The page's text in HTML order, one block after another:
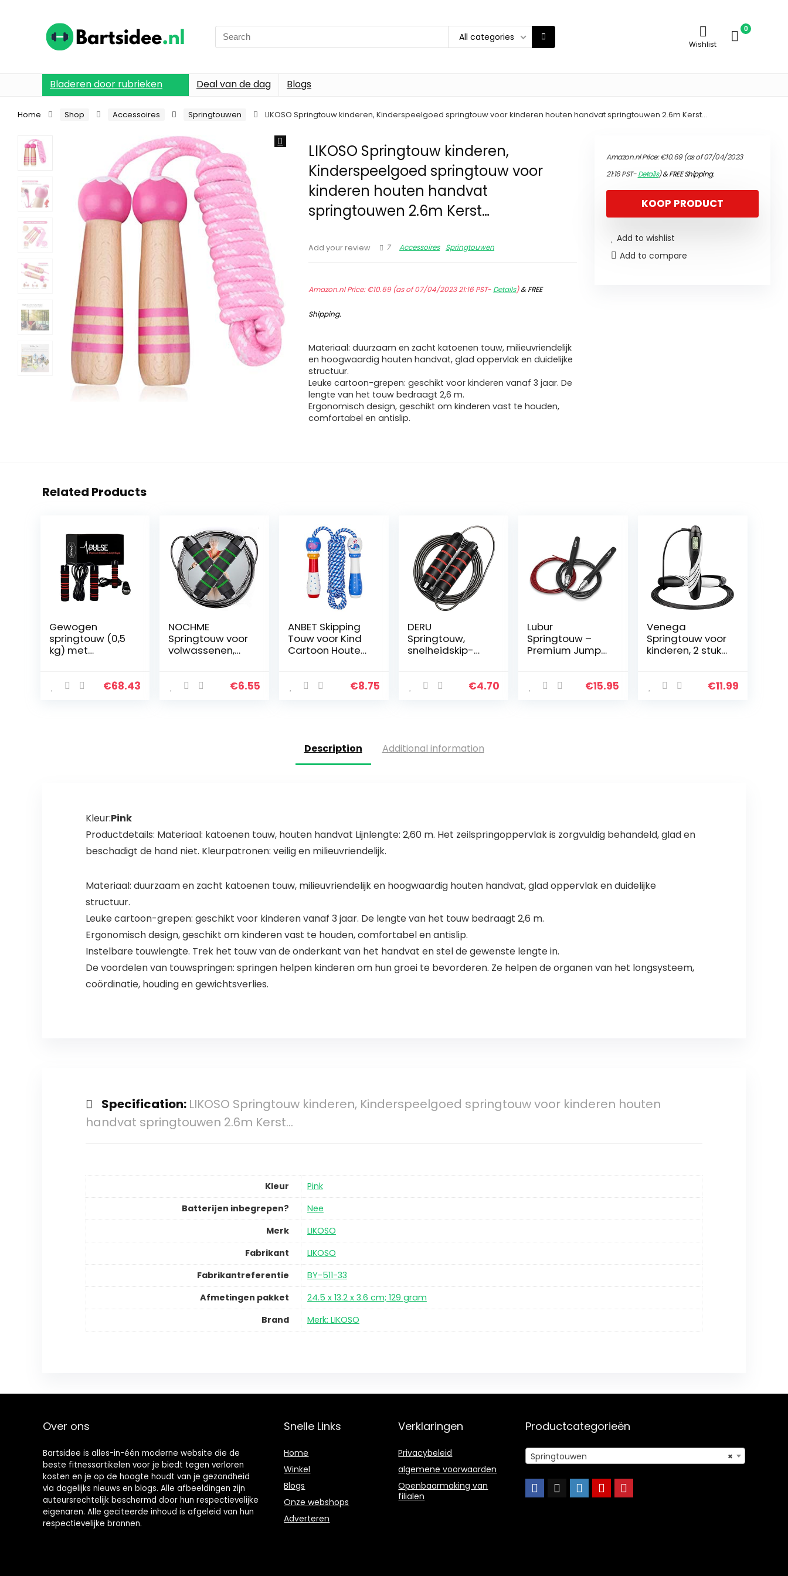
Search
for:
All categories
Wishlist
0
Bladeren door rubrieken Deal van de dag Blogs
Home Shop Accessoires Springtouwen LIKOSO Springtouw kinderen, Kinderspeelgoed springtouw voor kinderen houten handvat springtouwen 2.6m Kerst…
LIKOSO Springtouw kinderen,
Kinderspeelgoed springtouw voor
kinderen houten handvat
springtouwen 2.6m Kerst…
Add your review 7 Accessoires Springtouwen
Amazon.nl Price:€10.69(as of 07/04/2023 21:16 PST- Details)&FREE
Shipping.
Materiaal: duurzaam en zacht katoenen touw, milieuvriendelijk
en hoogwaardig houten handvat, glad oppervlak en duidelijke
structuur.
Leuke cartoon-grepen: geschikt voor kinderen vanaf 3 jaar. De
lengte van het touw bedraagt 2,6 m.
Ergonomisch design, geschikt om kinderen vast te houden,
comfortabel en antislip.
Amazon.nl Price:€10.69(as of 07/04/2023
21:16 PST-Details)&FREE Shipping.
KOOP PRODUCT
Add to wishlist
Add to compare
Related Products
Gewogen
springtouw (0,5
kg) met
dikke
€68.43
NOCHME
Springtouw voor
volwassenen,
lengte
€6.55
ANBET Skipping
Touw voor Kind
Cartoon Houten
Traditionele
€8.75
DERU
Springtouw,
snelheidskip-
springtouw met
€4.70
Lubur
Springtouw –
Premium Jump
Smart-Lock-
€15.95
Venega
Springtouw voor
kinderen, 2 stuks,
springtouwen,
€11.99
Description Additional information
Kleur:Pink
Productdetails: Materiaal: katoenen touw, houten handvat Lijnlengte: 2,60 m. Het zeilspringoppervlak is zorgvuldig behandeld, glad en
beschadigt de hand niet. Kleurpatronen: veilig en milieuvriendelijk.
Materiaal: duurzaam en zacht katoenen touw, milieuvriendelijk en hoogwaardig houten handvat, glad oppervlak en duidelijke
structuur.
Leuke cartoon-grepen: geschikt voor kinderen vanaf 3 jaar. De lengte van het touw bedraagt 2,6 m.
Ergonomisch design, geschikt om kinderen vast te houden, comfortabel en antislip.
Instelbare touwlengte. Trek het touw van de onderkant van het handvat en stel de gewenste lengte in.
De voordelen van touwspringen: springen helpen kinderen om hun groei te bevorderen. Ze helpen de organen van het longsysteem,
coördinatie, houding en gewichtsverlies.
Specification: LIKOSO Springtouw kinderen, Kinderspeelgoed springtouw voor kinderen houten
handvat springtouwen 2.6m Kerst…
Kleur
Pink
Batterijen inbegrepen?
Nee
Merk
LIKOSO
Fabrikant
LIKOSO
Fabrikantreferentie
BY-511-33
Afmetingen pakket
24.5 x 13.2 x 3.6 cm; 129 gram
Brand
Merk: LIKOSO
Over ons
Bartsidee is alles-in-één moderne website die de
beste fitnessartikelen voor je biedt tegen verloren
kosten en je op de hoogte houdt van je gezondheid
via dagelijks nieuws en blogs. Alle afbeeldingen zijn
auteursrechtelijk beschermd door hun respectievelijke
eigenaren. Alle geciteerde inhoud is afgeleid van hun
respectievelijke bronnen.
Snelle Links
Home
Winkel
Blogs
Onze webshops
Adverteren
Verklaringen
Privacybeleid
algemene voorwaarden
Openbaarmaking van
filialen
Productcategorieën
×
Springtouwen